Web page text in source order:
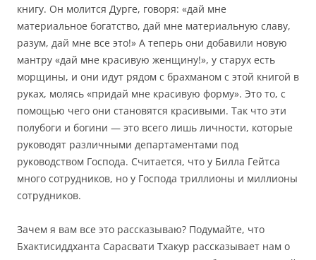
книгу. Он молится Дурге, говоря: «дай мне
материальное богатство, дай мне материальную славу,
разум, дай мне все это!» А теперь они добавили новую
мантру «дай мне красивую женщину!», у старух есть
морщины, и они идут рядом с брахманом с этой книгой в
руках, молясь «придай мне красивую форму». Это то, с
помощью чего они становятся красивыми. Так что эти
полубоги и богини — это всего лишь личности, которые
руководят различными департаментами под
руководством Господа. Считается, что у Билла Гейтса
много сотрудников, но у Господа триллионы и миллионы
сотрудников.
Зачем я вам все это рассказываю? Подумайте, что
Бхактисиддханта Сарасвати Тхакур рассказывает нам о